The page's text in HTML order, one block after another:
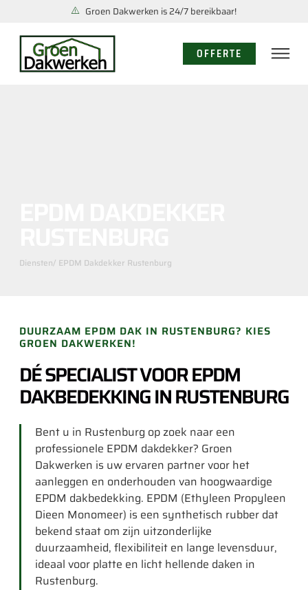
Groen Dakwerken is 24/7 bereikbaar!
OFFERTE
Diensten/ EPDM Dakdekker Rustenburg
DUURZAAM EPDM DAK IN RUSTENBURG? KIES
GROEN DAKWERKEN!
DÉ SPECIALIST VOOR EPDM
DAKBEDEKKING IN RUSTENBURG
Bent u in Rustenburg op zoek naar een
professionele EPDM dakdekker? Groen
Dakwerken is uw ervaren partner voor het
aanleggen en onderhouden van hoogwaardige
EPDM dakbedekking. EPDM (Ethyleen Propyleen
Dieen Monomeer) is een synthetisch rubber dat
bekend staat om zijn uitzonderlijke
duurzaamheid, flexibiliteit en lange levensduur,
ideaal voor platte en licht hellende daken in
Rustenburg.